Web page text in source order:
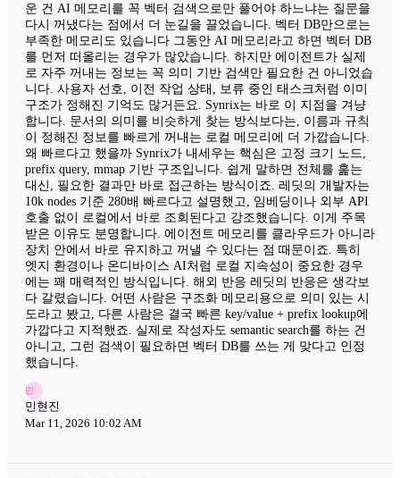
운 건 AI 메모리를 꼭 벡터 검색으로만 풀어야 하느냐는 질문을
다시 꺼냈다는 점에서 더 눈길을 끌었습니다. 벡터 DB만으로는
부족한 메모리도 있습니다 그동안 AI 메모리라고 하면 벡터 DB
를 먼저 떠올리는 경우가 많았습니다. 하지만 에이전트가 실제
로 자주 꺼내는 정보는 꼭 의미 기반 검색만 필요한 건 아니었습
니다. 사용자 선호, 이전 작업 상태, 보류 중인 태스크처럼 이미
구조가 정해진 기억도 많거든요. Synrix는 바로 이 지점을 겨냥
합니다. 문서의 의미를 비슷하게 찾는 방식보다는, 이름과 규칙
이 정해진 정보를 빠르게 꺼내는 로컬 메모리에 더 가깝습니다.
왜 빠르다고 했을까 Synrix가 내세우는 핵심은 고정 크기 노드,
prefix query, mmap 기반 구조입니다. 쉽게 말하면 전체를 훑는
대신, 필요한 결과만 바로 접근하는 방식이죠. 레딧의 개발자는
10k nodes 기준 280배 빠르다고 설명했고, 임베딩이나 외부 API
호출 없이 로컬에서 바로 조회된다고 강조했습니다. 이게 주목
받은 이유도 분명합니다. 에이전트 메모리를 클라우드가 아니라
장치 안에서 바로 유지하고 꺼낼 수 있다는 점 때문이죠. 특히
엣지 환경이나 온디바이스 AI처럼 로컬 지속성이 중요한 경우
에는 꽤 매력적인 방식입니다. 해외 반응 레딧의 반응은 생각보
다 갈렸습니다. 어떤 사람은 구조화 메모리용으로 의미 있는 시
도라고 봤고, 다른 사람은 결국 빠른 key/value + prefix lookup에
가깝다고 지적했죠. 실제로 작성자도 semantic search를 하는 건
아니고, 그런 검색이 필요하면 벡터 DB를 쓰는 게 맞다고 인정
했습니다.
민
민현진
Mar 11, 2026 10:02 AM